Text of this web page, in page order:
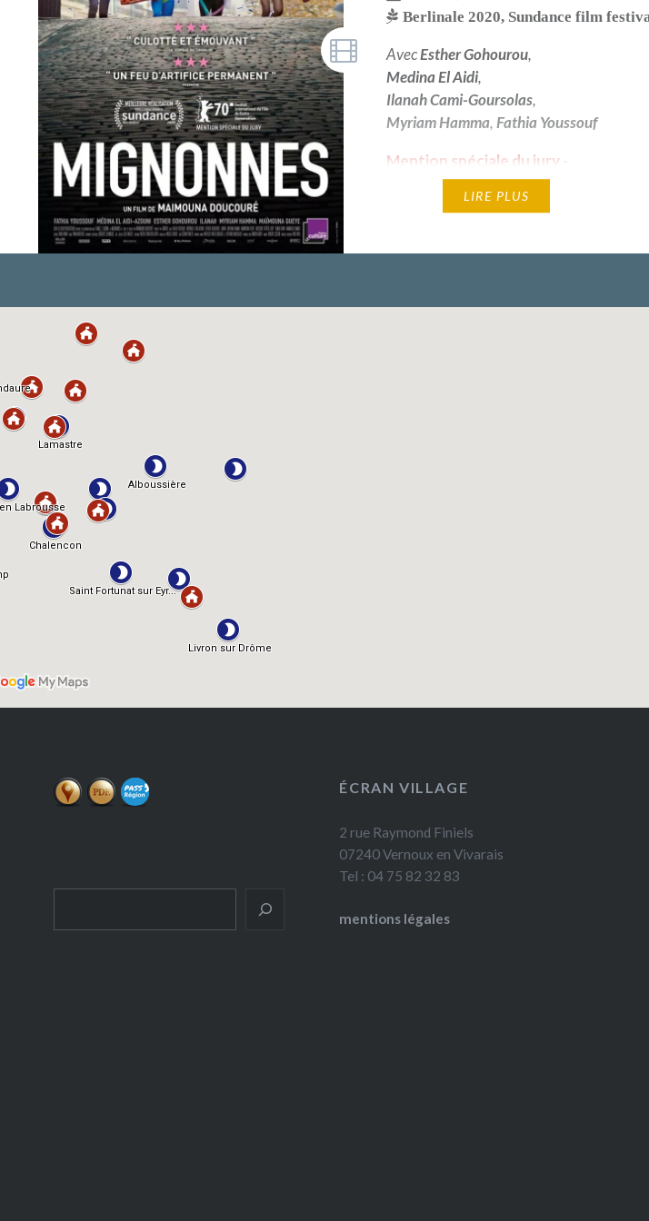
Berlinale 2020, Sundance film
AvecEsther Gohourou,
Medina El Aidi,
Ilanah Cami-Goursolas,
Myriam Hamma, Fathia Youssouf
Mention spéciale du jury -
Berlinale 2020 — Meilleure
réalisation - Sundance film
LIRE PLUS
ÉCRAN VILLAGE
2 rue Raymond Finiels
07240 Vernoux en Vivarais
Tel : 04 75 82 32 83
mentions légales